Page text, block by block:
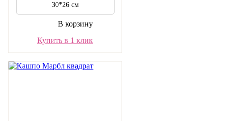
30*26 см
В корзину
Купить в 1 клик